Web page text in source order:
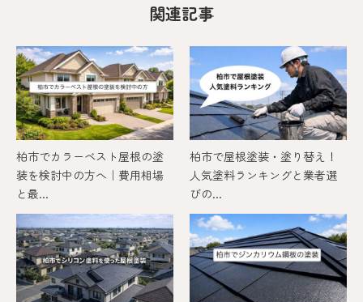
関連記事
柏市でカラーベスト屋根の塗
装を検討中の方へ｜費用相場
と最...
柏市で屋根塗装・塗り替え！
人気塗料ランキングと業者選
びの...